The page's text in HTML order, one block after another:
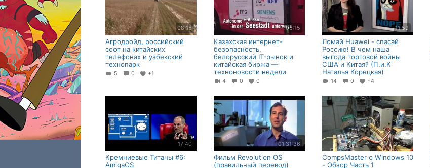
08:15
Агродройд, российский
софт на китайских
телефонах и узбекский
технопарк
5 0 +1
06:15
Казахская интернет-
безопасность,
белорусский IT-рынок и
китайская биржа —
техноновости недели
4 0 0
11:59
Ломай Huawei - спасай
Россию! В чем наша
выгода торговой войны
США и Китая? (П.и.К
Наталья Корецкая)
14 0 −4
17:40
Кремниевые Титаны #6:
AmigaOS
01:31:36
Фильм Revolution OS
(правильный перевод)
39:57
CompsMaster о Windows 10
- Обзор Часть 1